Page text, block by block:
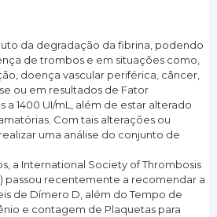
da degradação da fibrina, podendo
de trombos e em situações como,
doença vascular periférica, câncer,
ou em resultados de Fator
a 1400 UI/mL, além de estar alterado
Com tais alterações ou
uma análise do conjunto de
a International Society of Thrombosis
passou recentemente a recomendar a
de Dímero D, além do Tempo de
e contagem de Plaquetas para